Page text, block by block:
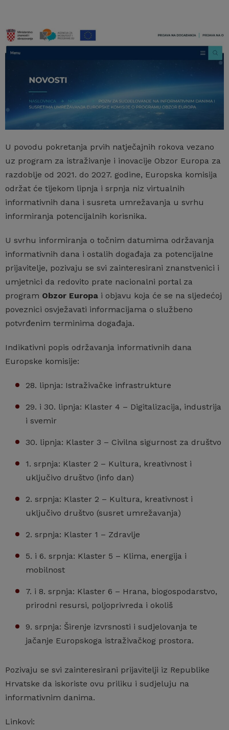
U povodu pokretanja prvih natječajnih rokova vezano
uz program za istraživanje i inovacije Obzor Europa za
razdoblje od 2021. do 2027. godine, Europska komisija
održat će tijekom lipnja i srpnja niz virtualnih
informativnih dana i susreta umrežavanja u svrhu
informiranja potencijalnih korisnika.
U svrhu informiranja o točnim datumima održavanja
informativnih dana i ostalih događaja za potencijalne
prijavitelje, pozivaju se svi zainteresirani znanstvenici i
umjetnici da redovito prate nacionalni portal za
program Obzor Europa i objavu koja će se na sljedećoj
poveznici osvježavati informacijama o službeno
potvrđenim terminima događaja.
Indikativni popis održavanja informativnih dana
Europske komisije:
28. lipnja: Istraživačke infrastrukture
29. i 30. lipnja: Klaster 4 – Digitalizacija, industrija
i svemir
30. lipnja: Klaster 3 – Civilna sigurnost za društvo
1. srpnja: Klaster 2 – Kultura, kreativnost i
uključivo društvo (info dan)
2. srpnja: Klaster 2 – Kultura, kreativnost i
uključivo društvo (susret umrežavanja)
2. srpnja: Klaster 1 – Zdravlje
5. i 6. srpnja: Klaster 5 – Klima, energija i
mobilnost
7. i 8. srpnja: Klaster 6 – Hrana, biogospodarstvo,
prirodni resursi, poljoprivreda i okoliš
9. srpnja: Širenje izvrsnosti i sudjelovanja te
jačanje Europskoga istraživačkog prostora.
Pozivaju se svi zainteresirani prijavitelji iz Republike
Hrvatske da iskoriste ovu priliku i sudjeluju na
informativnim danima.
Linkovi: